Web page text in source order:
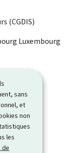
sans
et
non
les
(CGDIS)
Luxembourg